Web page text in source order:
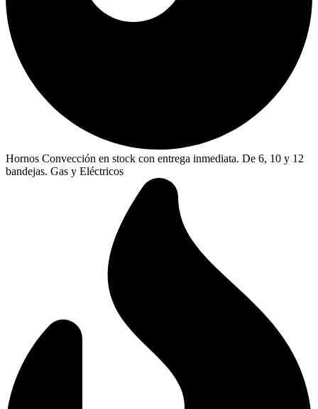
Hornos Convección en stock con entrega inmediata. De 6, 10 y 12
bandejas. Gas y Eléctricos